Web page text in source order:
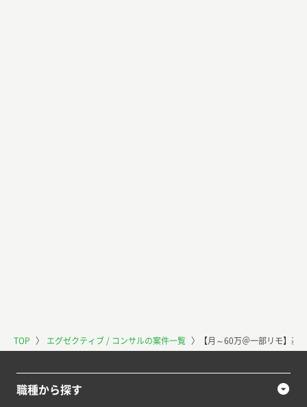
TOP 〉 エグゼクティブ / コンサルの案件一覧 〉 【月～60万＠一部リモ】基
職種から探す